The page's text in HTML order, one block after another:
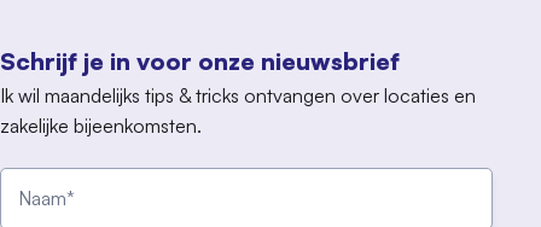
Schrijf je in voor onze nieuwsbrief
Ik wil maandelijks tips & tricks ontvangen over locaties en
zakelijke bijeenkomsten.